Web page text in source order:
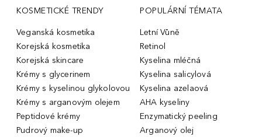
KOSMETICKÉ TRENDY
Veganská kosmetika
Korejská kosmetika
Korejská skincare
Krémy s glycerinem
Krémy s kyselinou glykolovou
Krémy s arganovým olejem
Peptidové krémy
Pudrový make-up
POPULÁRNÍ TÉMATA
Letní Vůně
Retinol
Kyselina mléčná
Kyselina salicylová
Kyselina azelaová
AHA kyseliny
Enzymatický peeling
Arganový olej